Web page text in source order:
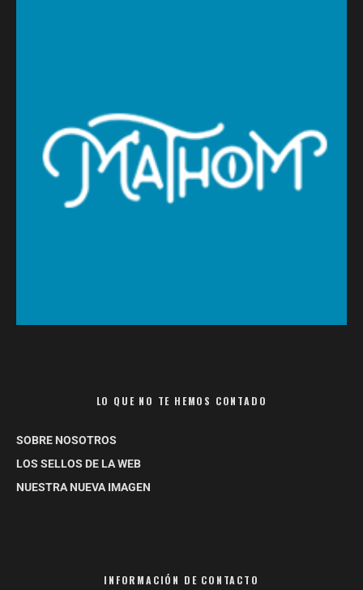
LO QUE NO TE HEMOS CONTADO
SOBRE NOSOTROS
LOS SELLOS DE LA WEB
NUESTRA NUEVA IMAGEN
INFORMACIÓN DE CONTACTO